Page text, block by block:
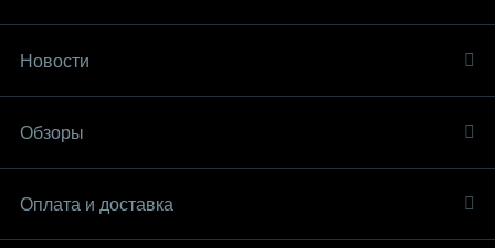
Новости
Обзоры
Оплата и доставка